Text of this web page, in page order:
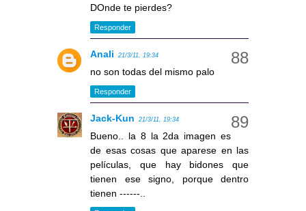
DOnde te pierdes?
Responder
Anali 21/3/11, 19:34
no son todas del mismo palo
Responder
Jack-Kun 21/3/11, 19:34
Bueno.. la 8 la 2da imagen es
de esas cosas que aparese en las
películas, que hay bidones que
tienen ese signo, porque dentro
tienen ------..